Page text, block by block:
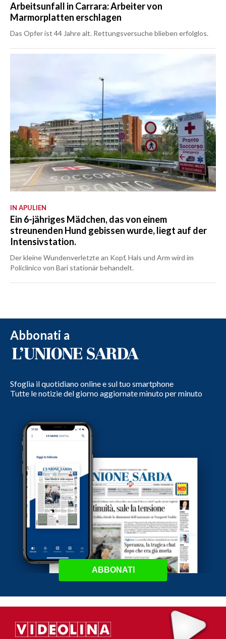
Arbeitsunfall in Carrara: Arbeiter von
Marmorplatten erschlagen
Das Opfer ist 44 Jahre alt. Rettungsversuche blieben erfolglos.
IN APULIEN
Ein 6-jähriges Mädchen, das von einem
streunenden Hund gebissen wurde, liegt auf der
Intensivstation.
Der kleine Wundenverletzte an Kopf, Hals und Arm wird im
Policlinico von Bari stationär behandelt.
Abbonati a
Sfoglia il quotidiano online e sul tuo smartphone
Tutte le notizie del giorno aggiornate minuto per minuto
ABBONATI